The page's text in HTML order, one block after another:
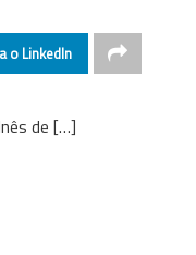
o LinkedIn
de […]